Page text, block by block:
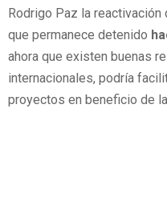
Rodrigo Paz la reactivación
que permanece detenido
ahora que existen buenas
internacionales, podría
proyectos en beneficio de